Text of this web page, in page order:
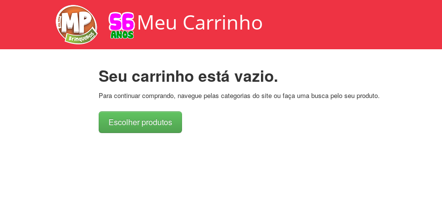
Meu Carrinho
Seu carrinho está vazio.
Para continuar comprando, navegue pelas categorias do site ou faça uma busca pelo seu produto.
Escolher produtos